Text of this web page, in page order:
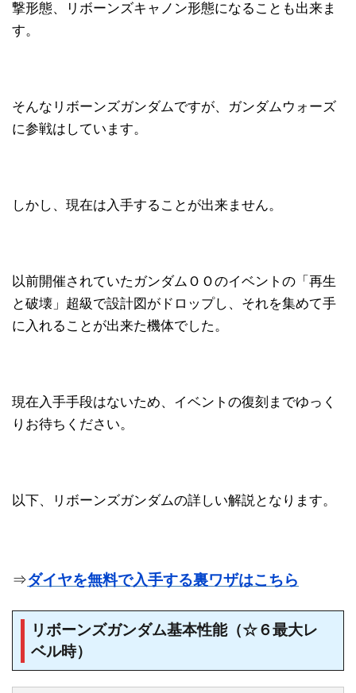
撃形態、リボーンズキャノン形態になることも出来ま
す。
そんなリボーンズガンダムですが、ガンダムウォーズ
に参戦はしています。
しかし、現在は入手することが出来ません。
以前開催されていたガンダムＯＯのイベントの「再生
と破壊」超級で設計図がドロップし、それを集めて手
に入れることが出来た機体でした。
現在入手手段はないため、イベントの復刻までゆっく
りお待ちください。
以下、リボーンズガンダムの詳しい解説となります。
⇒ダイヤを無料で入手する裏ワザはこちら
リボーンズガンダム基本性能（☆６最大レ
ベル時）